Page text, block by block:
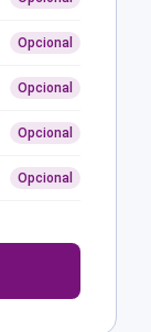
Opcional
Opcional
Opcional
Opcional